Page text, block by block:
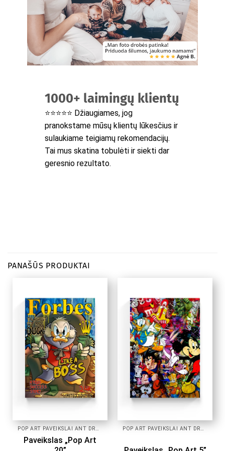
1000+ laimingų klientų
⭐⭐⭐⭐⭐ Džiaugiames, jog
pranokstame mūsų klientų lūkesčius ir
sulaukiame teigiamų rekomendacijų.
Tai mus skatina tobulėti ir siekti dar
geresnio rezultato.
PANAŠŪS PRODUKTAI
Paveikslas „Pop Art